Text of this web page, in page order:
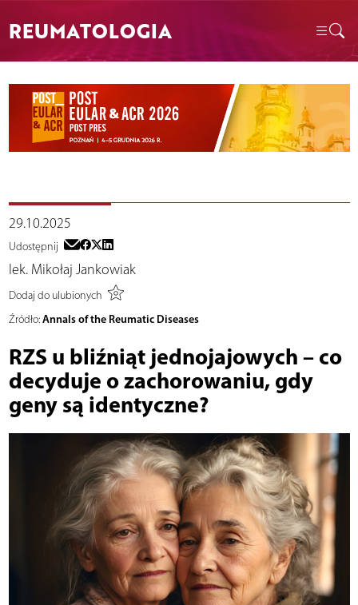
REUMATOLOGIA
29.10.2025
Udostępnij
lek. Mikołaj Jankowiak
Dodaj do ulubionych
Źródło: Annals of the Reumatic Diseases
RZS u bliźniąt jednojajowych – co
decyduje o zachorowaniu, gdy
geny są identyczne?